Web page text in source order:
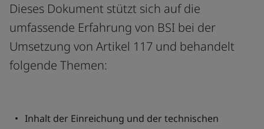
Dieses Dokument stützt sich auf die
umfassende Erfahrung von BSI bei der
Umsetzung von Artikel 117 und behandelt
folgende Themen:
Inhalt der Einreichung und der technischen